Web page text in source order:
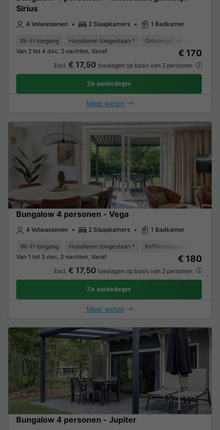
Sirius
4 Volwassenen 2 Slaapkamers 1 Badkamer
Wi-Fi toegang Huisdieren toegestaan *
Ontvangst van
Van 2 tot 4 dec, 2 nachten, Vanaf
€ 170
Excl. € 17,50 toeslagen op basis van 2 personen
Zie aanbiedingen
Meer weten
Bungalow 4 personen - Vega
4 Volwassenen 2 Slaapkamers 1 Badkamer
Wi-Fi toegang Huisdieren toegestaan * Koffiezetapparaat
Van 1 tot 3 dec, 2 nachten, Vanaf
€ 180
Excl. € 17,50 toeslagen op basis van 2 personen
Zie aanbiedingen
Meer weten
Bungalow 4 personen - Jupiter